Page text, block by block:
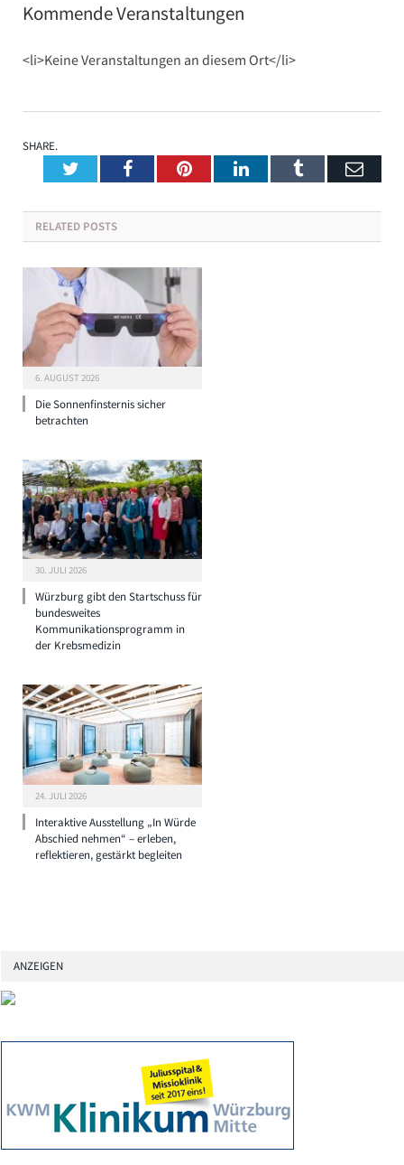
Kommende Veranstaltungen
<li>Keine Veranstaltungen an diesem Ort</li>
SHARE.
TwitterFacebookPinterestLinkedInTumblr
RELATED POSTS
6. AUGUST 2026
Die Sonnenfinsternis sicher
betrachten
30. JULI 2026
Würzburg gibt den Startschuss für
bundesweites
Kommunikationsprogramm in
der Krebsmedizin
24. JULI 2026
Interaktive Ausstellung „In Würde
Abschied nehmen“ – erleben,
reflektieren, gestärkt begleiten
ANZEIGEN